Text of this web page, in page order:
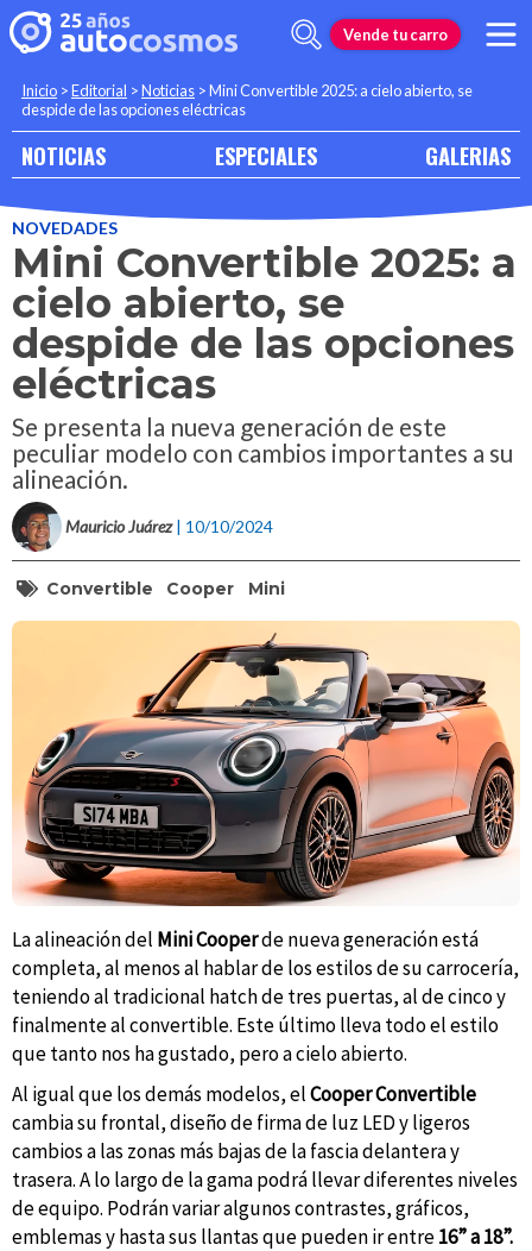
Vende tu carro
Inicio >Editorial >Noticias >Mini Convertible 2025: a cielo abierto, se
despide de las opciones eléctricas
NOTICIAS ESPECIALES GALERIAS
NOVEDADES
Mini Convertible 2025: a
cielo abierto, se
despide de las opciones
eléctricas
Se presenta la nueva generación de este
peculiar modelo con cambios importantes a su
alineación.
Mauricio Juárez | 10/10/2024
Convertible Cooper Mini
La alineación del Mini Cooperde nueva generación está
completa, al menos al hablar de los estilos de su carrocería,
teniendo al tradicional hatch de tres puertas, al de cinco y
finalmente al convertible. Este último lleva todo el estilo
que tanto nos ha gustado, pero a cielo abierto.
Al igual que los demás modelos, elCooper Convertible
cambia su frontal, diseño de firma de luz LED y ligeros
cambios a las zonas más bajas de la fascia delantera y
trasera. A lo largo de la gama podrá llevar diferentes niveles
de equipo. Podrán variar algunos contrastes, gráficos,
emblemas y hasta sus llantas que pueden ir entre16” a 18”.